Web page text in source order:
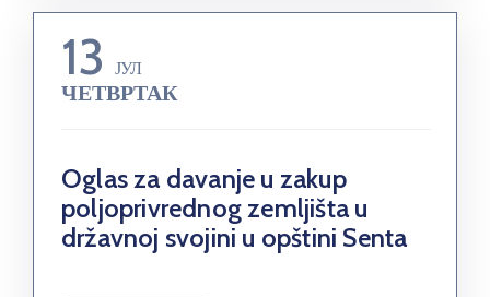
13 ЈУЛ
ЧЕТВРТАК
Oglas za davanje u zakup
poljoprivrednog zemljišta u
državnoj svojini u opštini Senta